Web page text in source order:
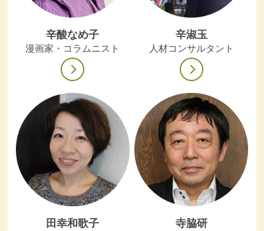
辛酸なめ子
漫画家・コラムニスト
辛淑玉
人材コンサルタント
田幸和歌子 寺脇研